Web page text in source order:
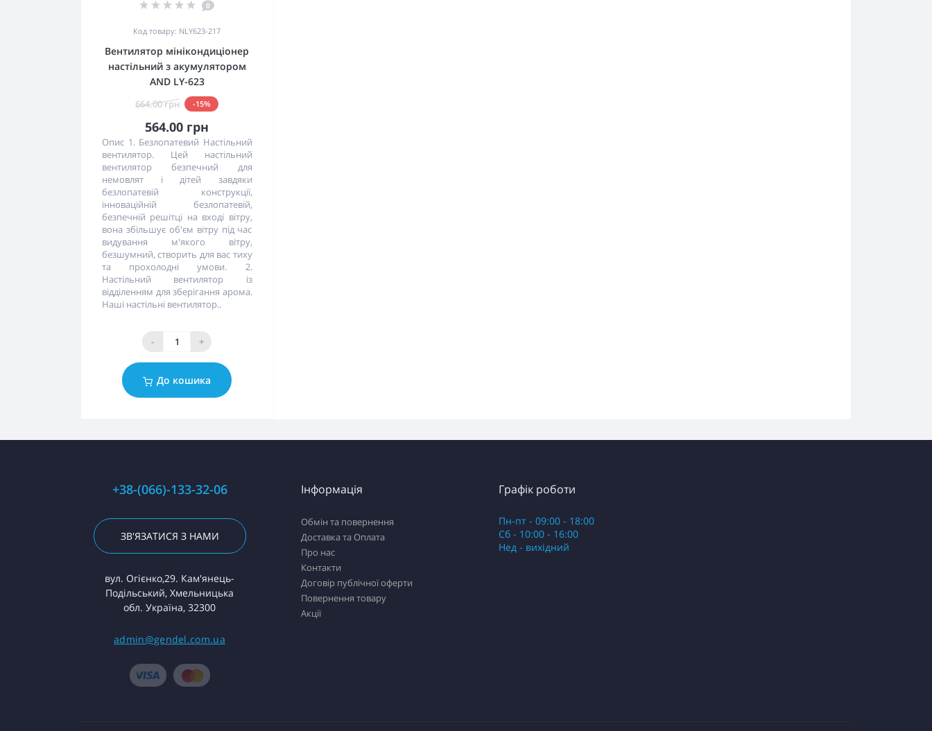
0
Код товару: NLY623-217
Вентилятор мінікондиціонер
настільний з акумулятором
AND LY-623
664.00 грн -15%
564.00 грн
Опис 1. Безлопатевий Настільний
вентилятор. Цей настільний
вентилятор безпечний для
немовлят і дітей завдяки
безлопатевій конструкції,
інноваційній безлопатевій,
безпечній решітці на вході вітру,
вона збільшує об'єм вітру під час
видування м'якого вітру,
безшумний, створить для вас тиху
та прохолодні умови. 2.
Настільний вентилятор із
відділенням для зберігання арома.
Наші настільні вентилятор..
- +
До кошика
+38-(066)-133-32-06
ЗВ'ЯЗАТИСЯ З НАМИ
вул. Огієнко,29. Кам'янець-
Подільський, Хмельницька
обл. Україна, 32300
admin@gendel.com.ua
Інформація
Обмін та повернення
Доставка та Оплата
Про нас
Контакти
Договір публічної оферти
Повернення товару
Акції
Графік роботи
Пн-пт - 09:00 - 18:00
Сб - 10:00 - 16:00
Нед - вихідний